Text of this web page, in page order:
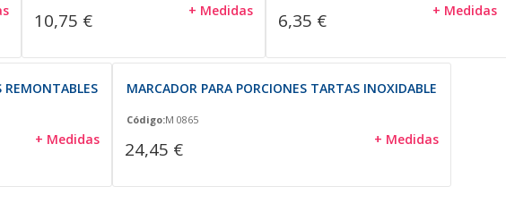
10,75 € + Medidas 6,35 € + Medidas
REMONTABLES
+ Medidas
MARCADOR PARA PORCIONES TARTAS INOXIDABLE
Código:M 0865
24,45 € + Medidas